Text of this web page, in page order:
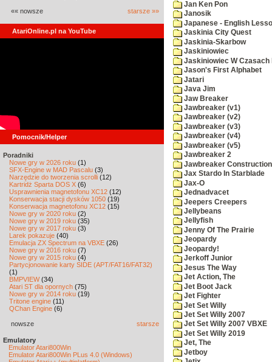
«« nowsze starsze »»
AtariOnline.pl na YouTube
Pomocnik/Helper
Poradniki
Nowe gry w 2026 roku (1)
SFX-Engine w MAD Pascalu (3)
Narzędzie do tworzenia scrolli (12)
Kartridż Sparta DOS X (6)
Usprawnienia magnetofonu XC12 (12)
Konserwacja stacji dysków 1050 (19)
Konserwacja magnetofonu XC12 (15)
Nowe gry w 2020 roku (2)
Nowe gry w 2019 roku (35)
Nowe gry w 2017 roku (3)
Larek pokazuje (40)
Emulacja ZX Spectrum na VBXE (26)
Nowe gry w 2016 roku (7)
Nowe gry w 2015 roku (4)
Partycjonowanie karty SIDE (APT/FAT16/FAT32)
(1)
BMPVIEW(34)
Atari ST dla opornych (75)
Nowe gry w 2014 roku (19)
Tritone engine (11)
QChan Engine (6)
nowsze starsze
Emulatory
Emulator Atari800Win
Emulator Atari800Win PLus 4.0 (Windows)
Jan Ken Pon
Janosik
Japanese - English
Jaskinia City Quest
Jaskinia-Skarbow
Jaskiniowiec
Jaskiniowiec W Czasach
Jason's First Alphabet
Jatari
Java Jim
Jaw Breaker
Jawbreaker (v1)
Jawbreaker (v2)
Jawbreaker (v3)
Jawbreaker (v4)
Jawbreaker (v5)
Jawbreaker 2
Jawbreaker Construction
Jax Stardo In Starblade
Jax-O
Jednadvacet
Jeepers Creepers
Jellybeans
Jellyfish
Jenny Of The Prairie
Jeopardy
Jeopardy!
Jerkoff Junior
Jesus The Way
Jet Action, The
Jet Boot Jack
Jet Fighter
Jet Set Willy
Jet Set Willy 2007
Jet Set Willy 2007 VBXE
Jet Set Willy 2019
Jet, The
Jetboy